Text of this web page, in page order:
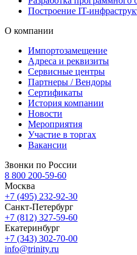
Построение IT-
О компании
Импортозамещение
Адреса и реквизиты
Сервисные центры
Партнеры / Вендоры
Сертификаты
История компании
Новости
Мероприятия
Участие в торгах
Вакансии
Звонки по России
8 800 200-59-60
Москва
+7 (495) 232-92-30
Санкт-Петербург
+7 (812) 327-59-60
Екатеринбург
+7 (343) 302-70-00
info@trinity.ru